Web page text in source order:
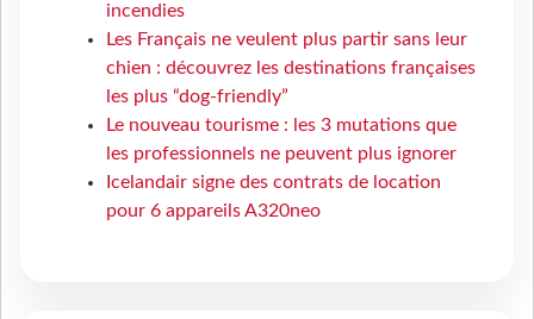
incendies
Les Français ne veulent plus partir sans leur
chien : découvrez les destinations françaises
les plus “dog-friendly”
Le nouveau tourisme : les 3 mutations que
les professionnels ne peuvent plus ignorer
Icelandair signe des contrats de location
pour 6 appareils A320neo